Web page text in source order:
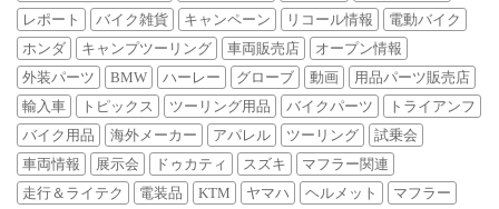
レポート
バイク雑貨 キャンペーン リコール情報
電動バイク
ホンダ
キャンプツーリング 車両販売店
オープン情報
外装パーツ
BMW ハーレー グローブ 動画
用品パーツ販売店
輸入車
トピックス ツーリング用品 バイクパーツ
トライアンフ
バイク用品
海外メーカー アパレル ツーリング
試乗会
車両情報
展示会 ドゥカティ スズキ
マフラー関連
走行＆ライテク
電装品 KTM ヤマハ ヘルメット マフラー